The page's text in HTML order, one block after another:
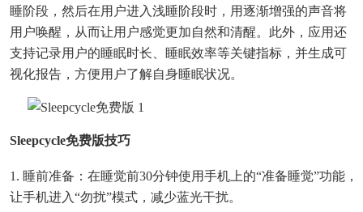
睡阶段，然后在用户进入浅睡阶段时，用逐渐增强的声音将
用户唤醒，从而让用户感觉更加自然和清醒。此外，应用还
支持记录用户的睡眠时长、睡眠效率等关键指标，并生成可
视化报告，方便用户了解自身睡眠状况。
Sleepcycle免费版技巧
1. 睡前准备：在睡觉前30分钟使用手机上的“准备睡觉”功能，
让手机进入“勿扰”模式，减少蓝光干扰。